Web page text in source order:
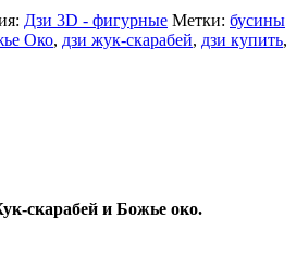
Дзи 3D - фигурные Метки: бусины
Око, дзи жук-скарабей, дзи купить,
скарабей и Божье око.